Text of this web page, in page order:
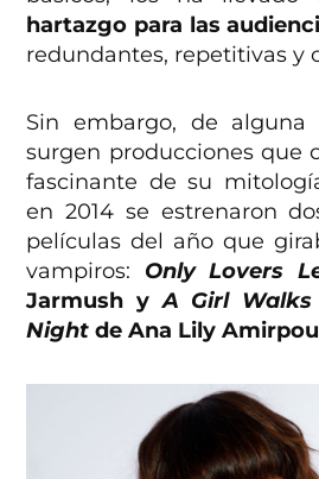
hartazgo para las
redundantes, repetitivas y
Sin embargo, de alguna
surgen producciones que
fascinante de su
en 2014 se estrenaron
películas del año que
vampiros: Only Lovers
Jarmush yA Girl
Night de Ana Lily